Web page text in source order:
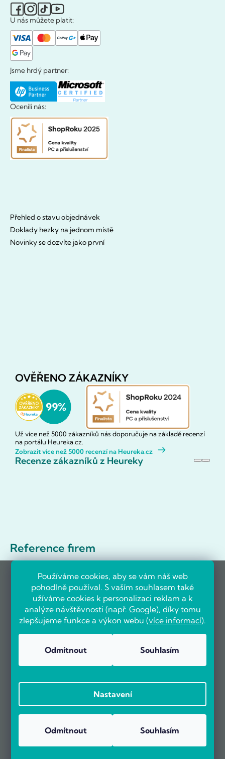
Používáme cookies, aby se vám náš web
pohodlně používal. S vaším souhlasem také
užíváme cookies k personalizaci reklam a k
analýze návštěvnosti (např. Google), díky tomu
zlepšujeme funkce a výkon webu (více informací).
Odmítnout Souhlasím
Nastavení
Odmítnout Souhlasím
U nás můžete platit:
Jsme hrdý partner:
Ocenili nás:
Přehled o stavu objednávek
Doklady hezky na jednom místě
Novinky se dozvíte jako první
OVĚŘENO ZÁKAZNÍKY
Už více než 5000 zákazníků nás doporučuje na základě recenzí
na portálu Heureka.cz.
Zobrazit více než 5000 recenzí na Heureka.cz
Recenze zákazníků z Heureky
Reference firem